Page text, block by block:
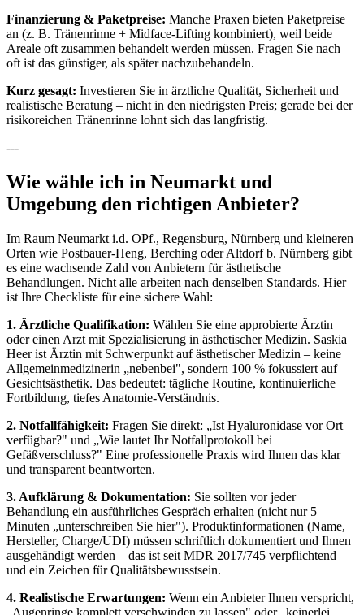
Finanzierung & Paketpreise: Manche Praxen bieten Paketpreise
an (z. B. Tränenrinne + Midface-Lifting kombiniert), weil beide
Areale oft zusammen behandelt werden müssen. Fragen Sie nach –
oft ist das günstiger, als später nachzubehandeln.
Kurz gesagt: Investieren Sie in ärztliche Qualität, Sicherheit und
realistische Beratung – nicht in den niedrigsten Preis; gerade bei der
risikoreichen Tränenrinne lohnt sich das langfristig.
---
Wie wähle ich in Neumarkt und
Umgebung den richtigen Anbieter?
Im Raum Neumarkt i.d. OPf., Regensburg, Nürnberg und kleineren
Orten wie Postbauer-Heng, Berching oder Altdorf b. Nürnberg gibt
es eine wachsende Zahl von Anbietern für ästhetische
Behandlungen. Nicht alle arbeiten nach denselben Standards. Hier
ist Ihre Checkliste für eine sichere Wahl:
1. Ärztliche Qualifikation: Wählen Sie eine approbierte Ärztin
oder einen Arzt mit Spezialisierung in ästhetischer Medizin. Saskia
Heer ist Ärztin mit Schwerpunkt auf ästhetischer Medizin – keine
Allgemeinmedizinerin „nebenbei", sondern 100 % fokussiert auf
Gesichtsästhetik. Das bedeutet: tägliche Routine, kontinuierliche
Fortbildung, tiefes Anatomie-Verständnis.
2. Notfallfähigkeit: Fragen Sie direkt: „Ist Hyaluronidase vor Ort
verfügbar?" und „Wie lautet Ihr Notfallprotokoll bei
Gefäßverschluss?" Eine professionelle Praxis wird Ihnen das klar
und transparent beantworten.
3. Aufklärung & Dokumentation: Sie sollten vor jeder
Behandlung ein ausführliches Gespräch erhalten (nicht nur 5
Minuten „unterschreiben Sie hier"). Produktinformationen (Name,
Hersteller, Charge/UDI) müssen schriftlich dokumentiert und Ihnen
ausgehändigt werden – das ist seit MDR 2017/745 verpflichtend
und ein Zeichen für Qualitätsbewusstsein.
4. Realistische Erwartungen: Wenn ein Anbieter Ihnen verspricht,
„Augenringe komplett verschwinden zu lassen" oder „keinerlei